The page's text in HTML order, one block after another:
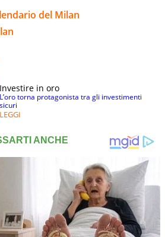
del Milan
Investire in oro
L’oro torna protagonista tra gli investimenti
sicuri
LEGGI